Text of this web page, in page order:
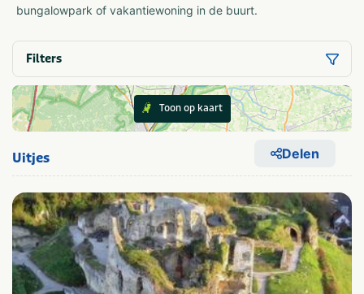
bungalowpark of vakantiewoning in de buurt.
Filters
Toon op kaart
Uitjes Delen